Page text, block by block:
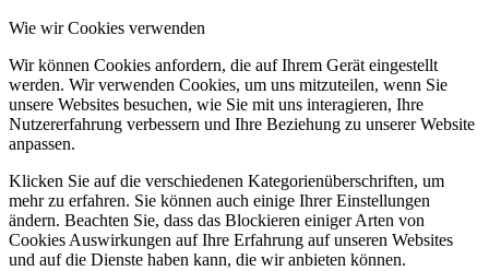
Wie wir Cookies verwenden
Wir können Cookies anfordern, die auf Ihrem Gerät eingestellt
werden. Wir verwenden Cookies, um uns mitzuteilen, wenn Sie
unsere Websites besuchen, wie Sie mit uns interagieren, Ihre
Nutzererfahrung verbessern und Ihre Beziehung zu unserer Website
anpassen.
Klicken Sie auf die verschiedenen Kategorienüberschriften, um
mehr zu erfahren. Sie können auch einige Ihrer Einstellungen
ändern. Beachten Sie, dass das Blockieren einiger Arten von
Cookies Auswirkungen auf Ihre Erfahrung auf unseren Websites
und auf die Dienste haben kann, die wir anbieten können.